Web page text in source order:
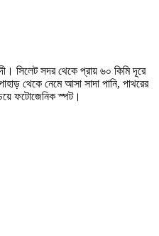
সিলেট সদর থেকে প্রায় ৬০ কিমি দূরে
থেকে নেমে আসা সাদা পানি, পাথরের
ফটোজেনিক স্পট।